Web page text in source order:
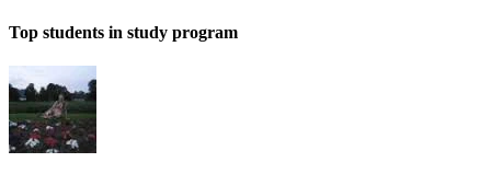
Top students in study program